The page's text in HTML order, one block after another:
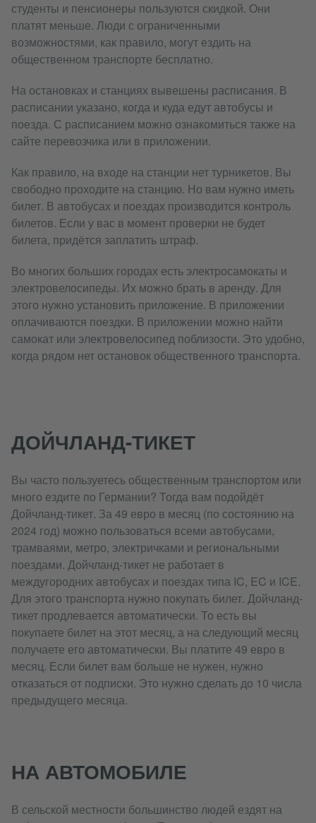
студенты и пенсионеры пользуются скидкой. Они
платят меньше. Люди с ограниченными
возможностями, как правило, могут ездить на
общественном транспорте бесплатно.
На остановках и станциях вывешены расписания. В
расписании указано, когда и куда едут автобусы и
поезда. С расписанием можно ознакомиться также на
сайте перевозчика или в приложении.
Как правило, на входе на станции нет турникетов. Вы
свободно проходите на станцию. Но вам нужно иметь
билет. В автобусах и поездах производится контроль
билетов. Если у вас в момент проверки не будет
билета, придётся заплатить штраф.
Во многих больших городах есть электросамокаты и
электровелосипеды. Их можно брать в аренду. Для
этого нужно установить приложение. В приложении
оплачиваются поездки. В приложении можно найти
самокат или электровелосипед поблизости. Это удобно,
когда рядом нет остановок общественного транспорта.
ДОЙЧЛАНД-ТИКЕТ
Вы часто пользуетесь общественным транспортом или
много ездите по Германии? Тогда вам подойдёт
Дойчланд-тикет. За 49 евро в месяц (по состоянию на
2024 год) можно пользоваться всеми автобусами,
трамваями, метро, электричками и региональными
поездами. Дойчланд-тикет не работает в
междугородних автобусах и поездах типа IC, EC и ICE.
Для этого транспорта нужно покупать билет. Дойчланд-
тикет продлевается автоматически. То есть вы
покупаете билет на этот месяц, а на следующий месяц
получаете его автоматически. Вы платите 49 евро в
месяц. Если билет вам больше не нужен, нужно
отказаться от подписки. Это нужно сделать до 10 числа
предыдущего месяца.
НА АВТОМОБИЛЕ
В сельской местности большинство людей ездят на